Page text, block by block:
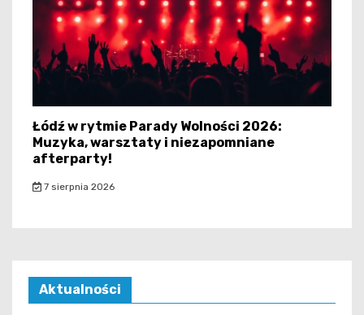
Łódź w rytmie Parady Wolności 2026:
Muzyka, warsztaty i niezapomniane
afterparty!
7 sierpnia 2026
Aktualności